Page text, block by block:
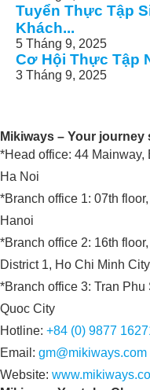
Tuyển Thực Tập
Khách...
5 Tháng 9, 2025
Cơ Hội Thực Tập
3 Tháng 9, 2025
Mikiways – Your journey
*Head office: 44 Mainway,
Ha Noi
*Branch office 1: 07th
Hanoi
*Branch office 2: 16th
District 1, Ho Chi Minh City
*Branch office 3: Tran
Quoc City
Hotline: +84 (0) 9877
Email: gm@mikiways.com
Website: